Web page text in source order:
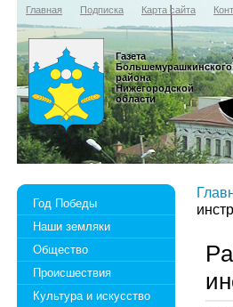
Главная Подписка Карта сайта
Газета
Большемурашкинского
района
Нижегородской
области
Год Победы
Наши земляки
Общество
Происшествия
Культура и искусство